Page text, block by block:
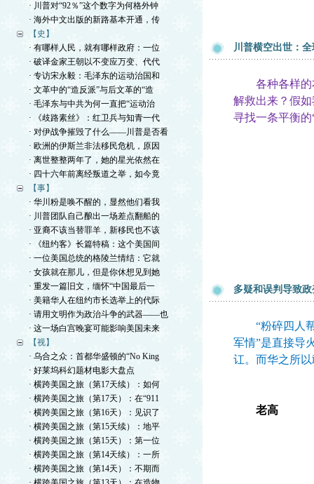
· 川普对“92％”这个数字为何格外钟
· 海外中文出版的新路基本开通，传
【史】
· 有哪样人民，就有哪样政府：一位
· 破译金家王朝以不变应万变、代代
· 专访宋永毅：毛泽东的运动治国和
· 文革中的“造反派”与后文革的“造
· 毛泽东与中共为何一直把“运动治
· 《歧路素丝》：红卫兵与知青一代
· 对伊战争摧毁了什么——川普是否看
· 欧洲的伊斯兰非法移民危机，原因
· 离世整整两年了，她的星光依然在
· 四十六年前离经叛道之举，如今竟
【事】
· 华川粉是唤不醒的，显然他们看我
· 川普团队自己酿出一场差点翻船的
· 亚裔不该当替罪羊，新移民也不该
· 《纽约客》长篇特稿：这个美国间
· 一位美国总统的格陵兰情结：它就
· 女孩就在那儿，但是你休想见到她
· 重发一篇旧文，缅怀“中国最后一
· 美籍华人在纽约市长选举上的代际
· 请用文明作为政治斗争的武器——也
· 这一场白宫晚宴可能影响美国未来
【视】
· 乌合之众：首都华盛顿的“No King
· 好莱坞科幻题材电影大盘点
· 横跨美国之旅（第17天续）：如何
· 横跨美国之旅（第17天）：在“911
· 横跨美国之旅（第16天）：见识了
· 横跨美国之旅（第15天续）：地平
· 横跨美国之旅（第15天）：第一位
· 横跨美国之旅（第14天续）：一所
· 横跨美国之旅（第14天）：不期而
川普横空出世：
各种各样的右
解救出来？假
寻找一条平衡
多疑和误判导致
“粉碎四人帮”
军情”是直接导
讧。而华之所
老高